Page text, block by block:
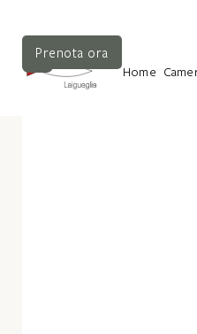
Home
Prenota ora